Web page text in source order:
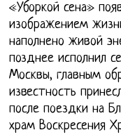
«Уборкой сена»
изображением
наполнено живой
позднее исполнил
Москвы, главным
известность
после поездки на
храм Воскресения